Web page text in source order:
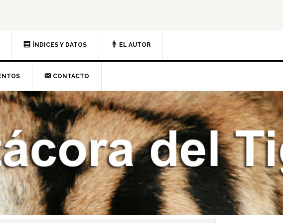
ÍNDICES Y DATOS EL AUTOR
CONTACTO